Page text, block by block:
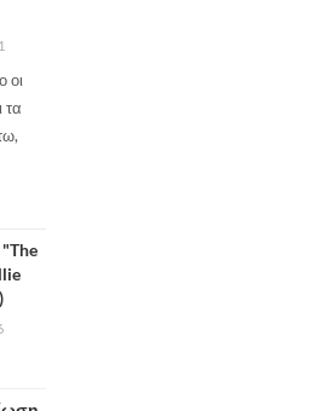
1
οι
τα